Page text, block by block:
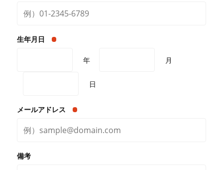
生年月日
年 月
日
メールアドレス
備考